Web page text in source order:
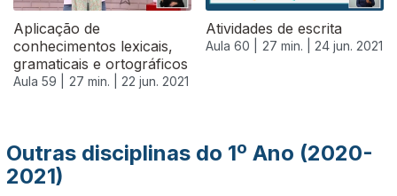
Aplicação de
conhecimentos lexicais,
gramaticais e ortográficos
Aula 59 | 27 min. | 22 jun. 2021
Atividades de escrita
Aula 60 | 27 min. | 24 jun. 2021
Outras disciplinas do 1º Ano (2020-
2021)